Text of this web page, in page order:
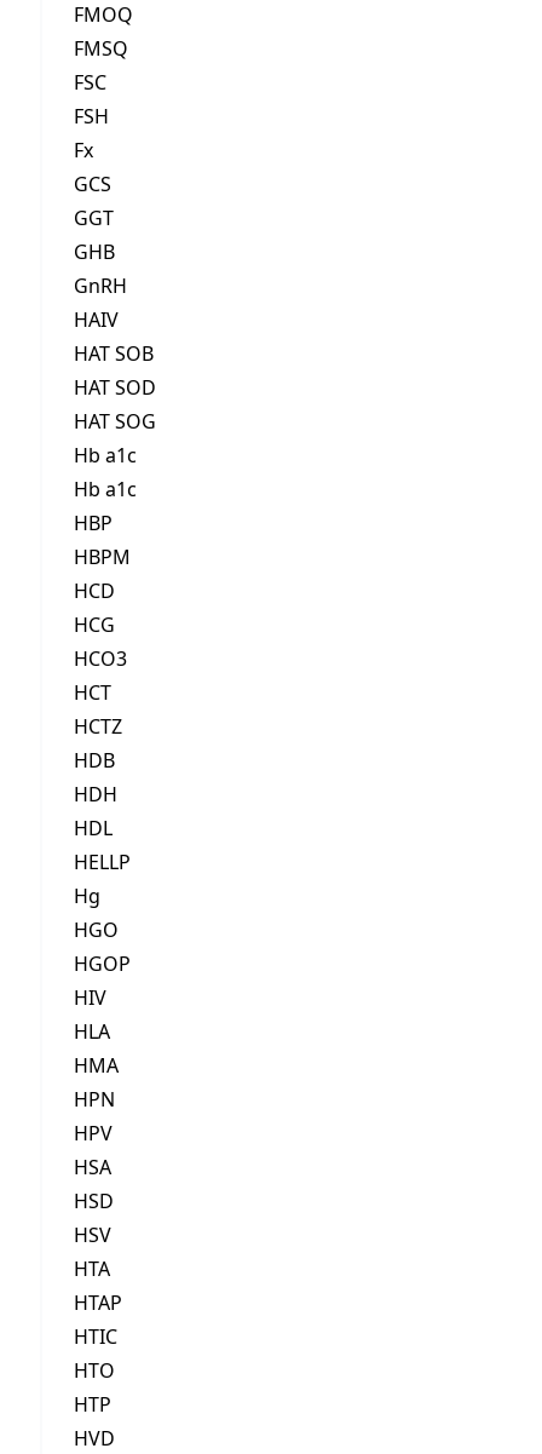
FMOQ
FMSQ
FSC
FSH
Fx
GCS
GGT
GHB
GnRH
HAIV
HAT SOB
HAT SOD
HAT SOG
Hb a1c
Hb a1c
HBP
HBPM
HCD
HCG
HCO3
HCT
HCTZ
HDB
HDH
HDL
HELLP
Hg
HGO
HGOP
HIV
HLA
HMA
HPN
HPV
HSA
HSD
HSV
HTA
HTAP
HTIC
HTO
HTP
HVD